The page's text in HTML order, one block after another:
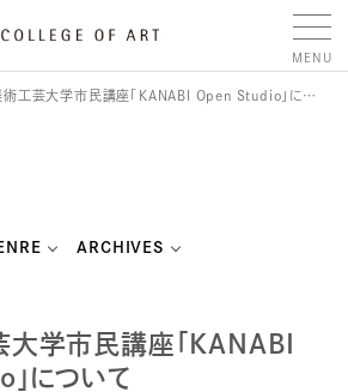
工芸大学市民講座「KANABI Open Studio」について
ARCHIVES
学市民講座「KANABI
について